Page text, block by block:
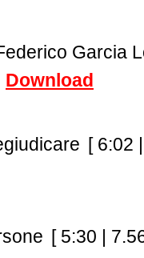
Garcia
Download
[ 6:02
[ 5:30 |